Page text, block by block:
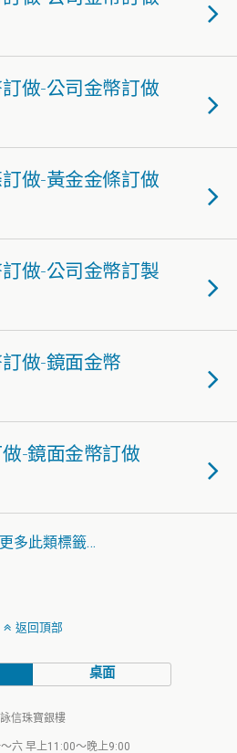
做-公司金幣訂做
做-黃金金條訂做
做-公司金幣訂製
做-鏡面金幣
-鏡面金幣訂做
多此類標籤…
返回頂部
桌面
詠信珠寶銀樓
六 早上11:00～晚上9:00